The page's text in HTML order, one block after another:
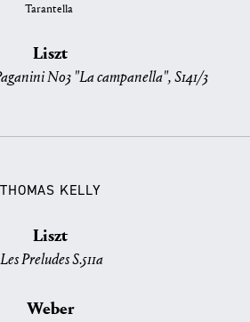
Tarantella
Liszt
No3 "La campanella", S141/3
THOMAS KELLY
Liszt
Les Preludes S.511a
Weber